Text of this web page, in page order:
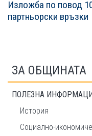
Изложба по повод
партньорски връзки
ЗА ОБЩИНАТА
ПОЛЕЗНА
История
Социално-